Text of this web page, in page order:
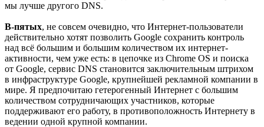
мы лучше другого DNS.
В-пятых, не совсем очевидно, что Интернет-пользователи
действительно хотят позволить Google сохранить контроль
над всё большим и большим количеством их интернет-
активности, чем уже есть: в цепочке из Chrome OS и поиска
от Google, сервис DNS становится заключительным штрихом
в инфраструктуре Google, крупнейшей рекламной компании в
мире. Я предпочитаю гетерогенный Интернет с большим
количеством сотрудничающих участников, которые
поддерживают его работу, в противоположность Интернету в
ведении одной крупной компании.